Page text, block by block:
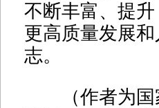
不断丰富、提
更高质量发展
志。
（作者为国